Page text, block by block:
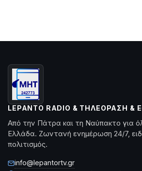
LEPANTO RADIO & ΤΗΛΕΌΡΑΣΗ &
Από την Πάτρα και τη Ναύπακτο για
Ελλάδα. Ζωντανή ενημέρωση 24/7,
πολιτισμός.
info@lepantortv.gr